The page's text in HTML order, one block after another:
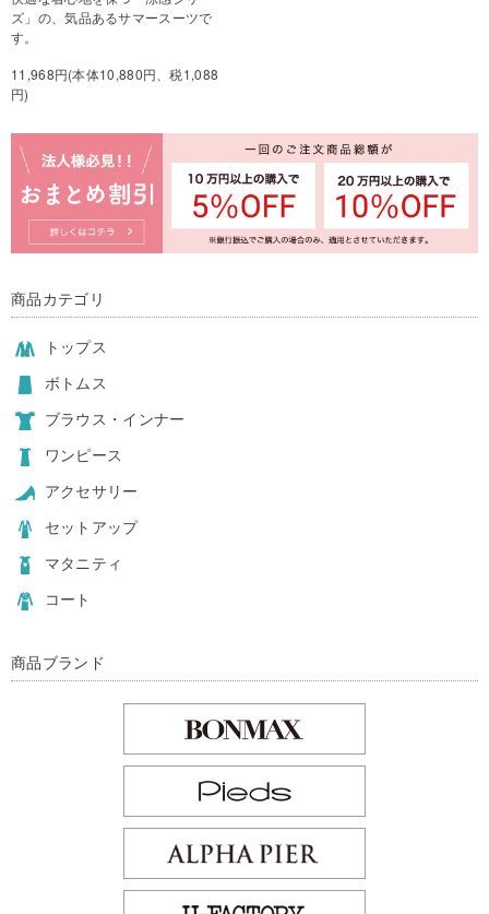
ズ」の、気品あるサマースーツで
す。
11,968円(本体10,880円、税1,088
円)
商品カテゴリ
トップス
ボトムス
ブラウス・インナー
ワンピース
アクセサリー
セットアップ
マタニティ
コート
商品ブランド